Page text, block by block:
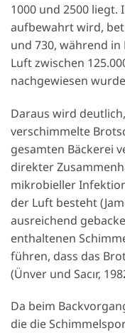
1000 und 2500 liegt.
aufbewahrt wird,
und 730, während in
Luft zwischen
nachgewiesen
Daraus wird
verschimmelte
gesamten Bäckerei
direkter
mikrobieller
der Luft besteht
ausreichend
enthaltenen
führen, dass das
(Ünver und Sacır,
Da beim
die die